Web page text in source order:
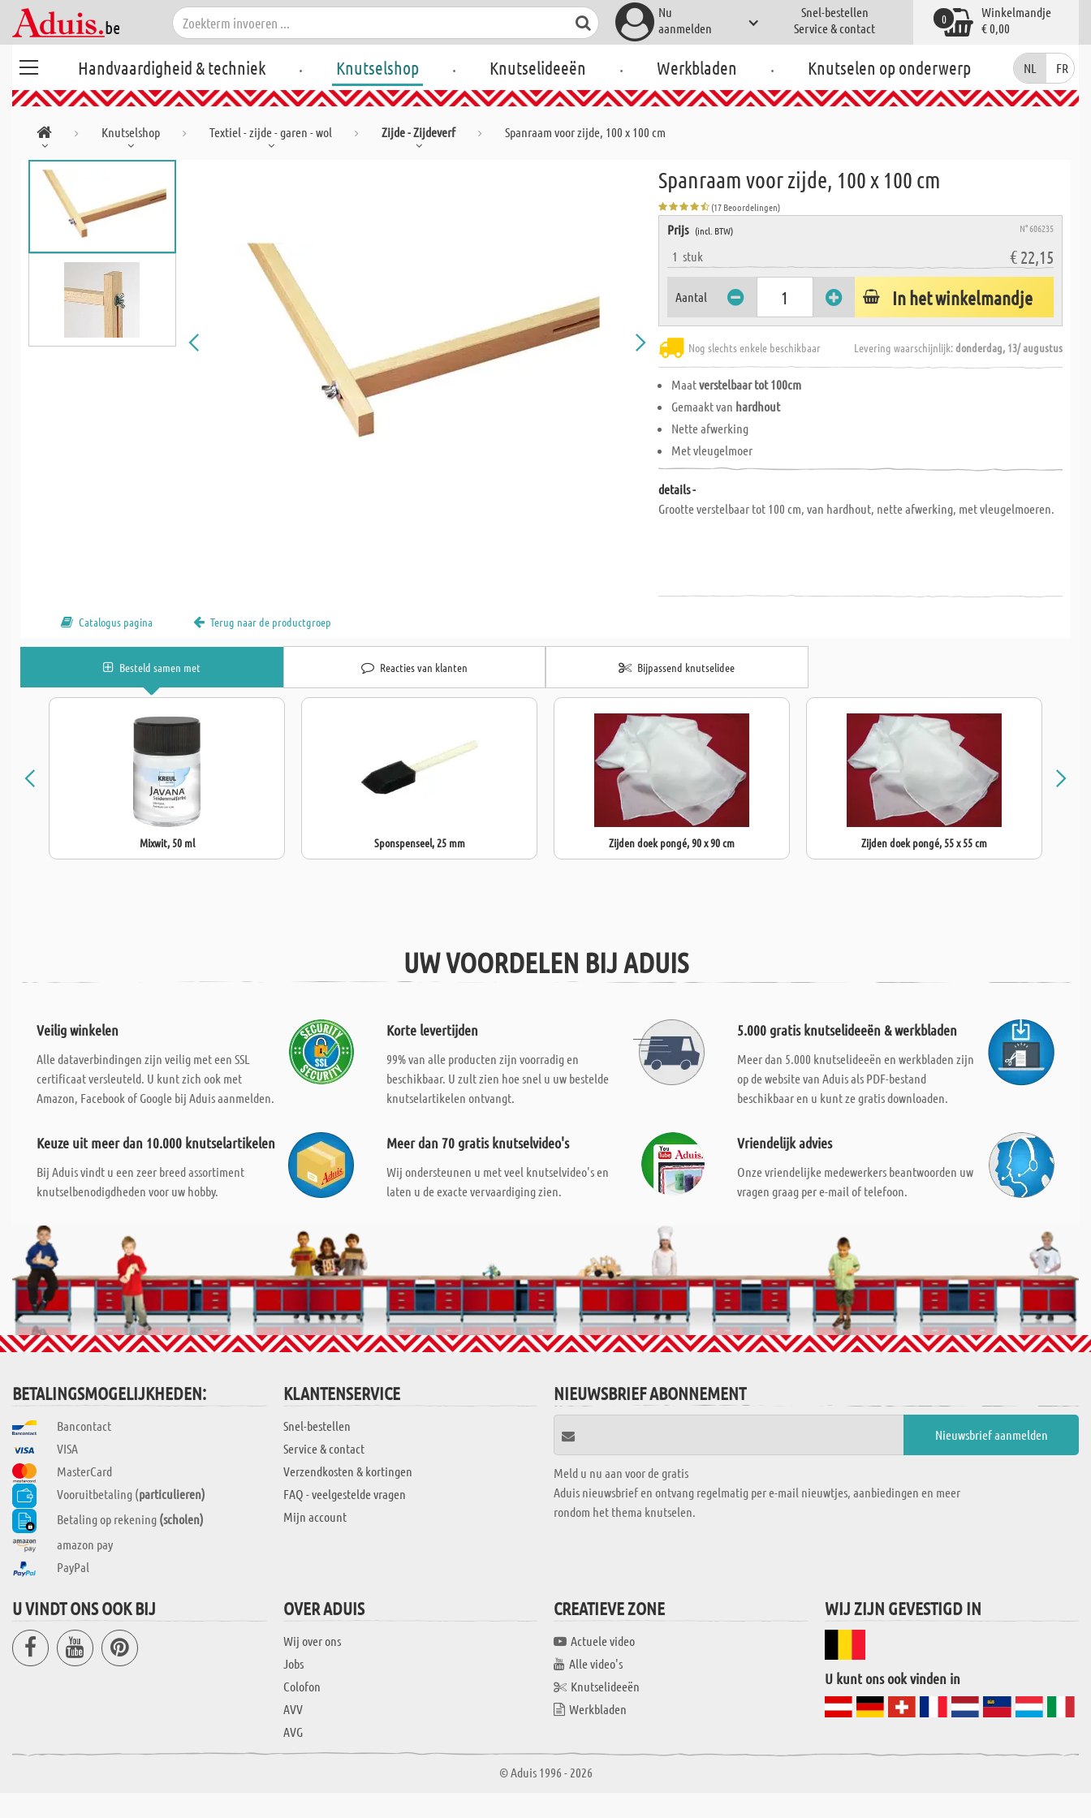
Nu
aanmelden
Snel-bestellen
Service & contact
Winkelmandje
€ 0,00
0
Handvaardigheid & techniek . Knutselshop . Knutselideeën . Werkbladen . Knutselen op onderwerp NL FR
Knutselshop Textiel - zijde - garen - wol Zijde - Zijdeverf Spanraam voor zijde, 100 x 100 cm
Spanraam voor zijde, 100 x 100 cm
(17 Beoordelingen)
Prijs (incl. BTW) N° 606235
1stuk € 22,15
Aantal In het winkelmandje
Nog slechts enkele beschikbaar Levering waarschijnlijk:donderdag, 13/ augustus
Maatverstelbaar tot 100cm
Gemaakt van hardhout
Nette afwerking
Met vleugelmoer
details -
Grootte verstelbaar tot 100 cm, van hardhout, nette afwerking, met vleugelmoeren.
Catalogus pagina Terug naar de productgroep
Besteld samen met Reacties van klanten Bijpassend knutselidee
Mixwit, 50 ml Sponspenseel, 25 mm Zijden doek pongé, 90 x 90 cm Zijden doek pongé, 55 x 55 cm
UW VOORDELEN BIJ ADUIS
Veilig winkelen
Alle dataverbindingen zijn veilig met een SSL
certificaat versleuteld. U kunt zich ook met
Amazon, Facebook of Google bij Aduis aanmelden.
Korte levertijden
99% van alle producten zijn voorradig en
beschikbaar. U zult zien hoe snel u uw bestelde
knutselartikelen ontvangt.
5.000 gratis knutselideeën & werkbladen
Meer dan 5.000 knutselideeën en werkbladen zijn
op de website van Aduis als PDF-bestand
beschikbaar en u kunt ze gratis downloaden.
Keuze uit meer dan 10.000 knutselartikelen
Bij Aduis vindt u een zeer breed assortiment
knutselbenodigdheden voor uw hobby.
Meer dan 70 gratis knutselvideo's
Wij ondersteunen u met veel knutselvideo's en
laten u de exacte vervaardiging zien.
Vriendelijk advies
Onze vriendelijke medewerkers beantwoorden uw
vragen graag per e-mail of telefoon.
BETALINGSMOGELIJKHEDEN:
Bancontact
VISA
MasterCard
Vooruitbetaling (particulieren)
Betaling op rekening (scholen)
amazon pay
PayPal
KLANTENSERVICE
Snel-bestellen
Service & contact
Verzendkosten & kortingen
FAQ - veelgestelde vragen
Mijn account
NIEUWSBRIEF ABONNEMENT
Meld u nu aan voor de gratis
Aduis nieuwsbrief en ontvang regelmatig per e-mail nieuwtjes, aanbiedingen en meer
rondom het thema knutselen.
U VINDT ONS OOK BIJ OVER ADUIS
Wij over ons
Jobs
Colofon
AVV
AVG
CREATIEVE ZONE
Actuele video
Alle video's
Knutselideeën
Werkbladen
WIJ ZIJN GEVESTIGD IN
U kunt ons ook vinden in
© Aduis 1996 - 2026